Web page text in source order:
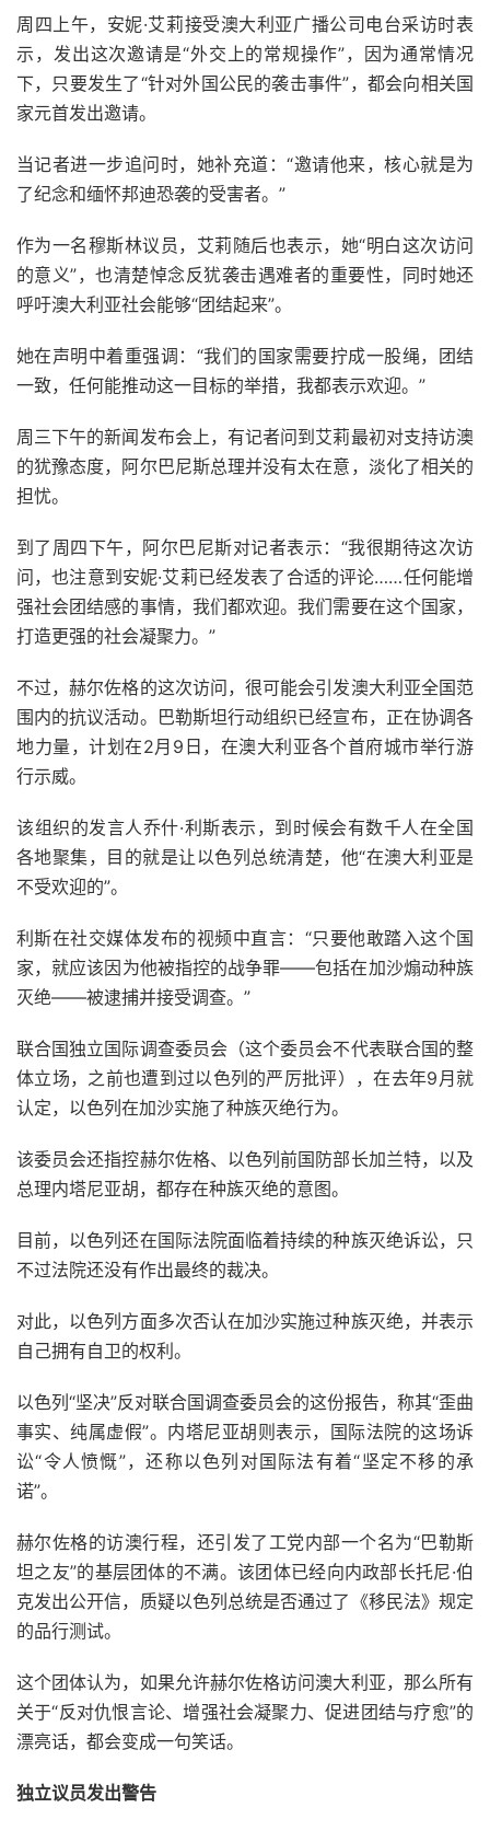
周四上午，安妮·艾莉接受澳大利亚广播公司电台采访时表
示，发出这次邀请是“外交上的常规操作”，因为通常情况
下，只要发生了“针对外国公民的袭击事件”，都会向相关国
家元首发出邀请。
当记者进一步追问时，她补充道：“邀请他来，核心就是为
了纪念和缅怀邦迪恐袭的受害者。”
作为一名穆斯林议员，艾莉随后也表示，她“明白这次访问
的意义”，也清楚悼念反犹袭击遇难者的重要性，同时她还
呼吁澳大利亚社会能够“团结起来”。
她在声明中着重强调：“我们的国家需要拧成一股绳，团结
一致，任何能推动这一目标的举措，我都表示欢迎。”
周三下午的新闻发布会上，有记者问到艾莉最初对支持访澳
的犹豫态度，阿尔巴尼斯总理并没有太在意，淡化了相关的
担忧。
到了周四下午，阿尔巴尼斯对记者表示：“我很期待这次访
问，也注意到安妮·艾莉已经发表了合适的评论……任何能增
强社会团结感的事情，我们都欢迎。我们需要在这个国家，
打造更强的社会凝聚力。”
不过，赫尔佐格的这次访问，很可能会引发澳大利亚全国范
围内的抗议活动。巴勒斯坦行动组织已经宣布，正在协调各
地力量，计划在2月9日，在澳大利亚各个首府城市举行游
行示威。
该组织的发言人乔什·利斯表示，到时候会有数千人在全国
各地聚集，目的就是让以色列总统清楚，他“在澳大利亚是
不受欢迎的”。
利斯在社交媒体发布的视频中直言：“只要他敢踏入这个国
家，就应该因为他被指控的战争罪——包括在加沙煽动种族
灭绝——被逮捕并接受调查。”
联合国独立国际调查委员会（这个委员会不代表联合国的整
体立场，之前也遭到过以色列的严厉批评），在去年9月就
认定，以色列在加沙实施了种族灭绝行为。
该委员会还指控赫尔佐格、以色列前国防部长加兰特，以及
总理内塔尼亚胡，都存在种族灭绝的意图。
目前，以色列还在国际法院面临着持续的种族灭绝诉讼，只
不过法院还没有作出最终的裁决。
对此，以色列方面多次否认在加沙实施过种族灭绝，并表示
自己拥有自卫的权利。
以色列“坚决”反对联合国调查委员会的这份报告，称其“歪曲
事实、纯属虚假”。内塔尼亚胡则表示，国际法院的这场诉
讼“令人愤慨”，还称以色列对国际法有着“坚定不移的承
诺”。
赫尔佐格的访澳行程，还引发了工党内部一个名为“巴勒斯
坦之友”的基层团体的不满。该团体已经向内政部长托尼·伯
克发出公开信，质疑以色列总统是否通过了《移民法》规定
的品行测试。
这个团体认为，如果允许赫尔佐格访问澳大利亚，那么所有
关于“反对仇恨言论、增强社会凝聚力、促进团结与疗愈”的
漂亮话，都会变成一句笑话。
独立议员发出警告